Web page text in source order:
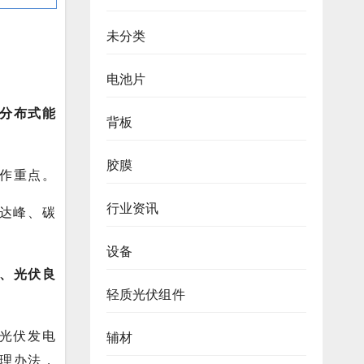
布式能
重点。
峰、碳
光伏良
伏发电
办法，
未分类
电池片
背板
胶膜
行业资讯
设备
轻质光伏组件
辅材